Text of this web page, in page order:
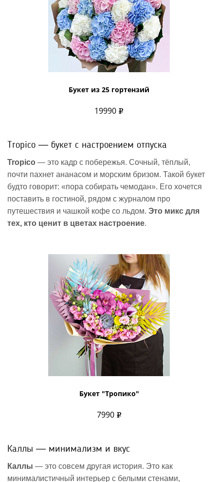
Букет из 25 гортензий
19990
Tropico — букет с настроением отпуска
Tropico — это кадр с побережья. Сочный, тёплый,
почти пахнет ананасом и морским бризом. Такой букет
будто говорит: «пора собирать чемодан». Его хочется
поставить в гостиной, рядом с журналом про
путешествия и чашкой кофе со льдом. Это микс для
тех, кто ценит в цветах настроение.
Букет "Тропико"
7990
Каллы — минимализм и вкус
Каллы — это совсем другая история. Это как
минималистичный интерьер с белыми стенами,